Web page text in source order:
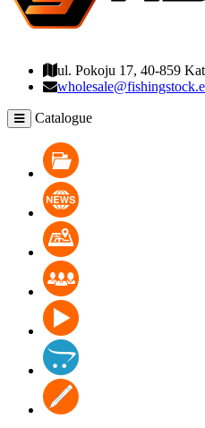
ul. Pokoju 17, 40-859
Catalogue